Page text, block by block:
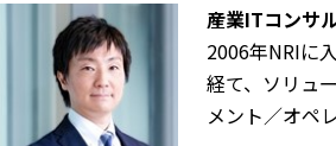
産業ITコンサ
2006年NRIに
経て、ソリュ
メント／オペ